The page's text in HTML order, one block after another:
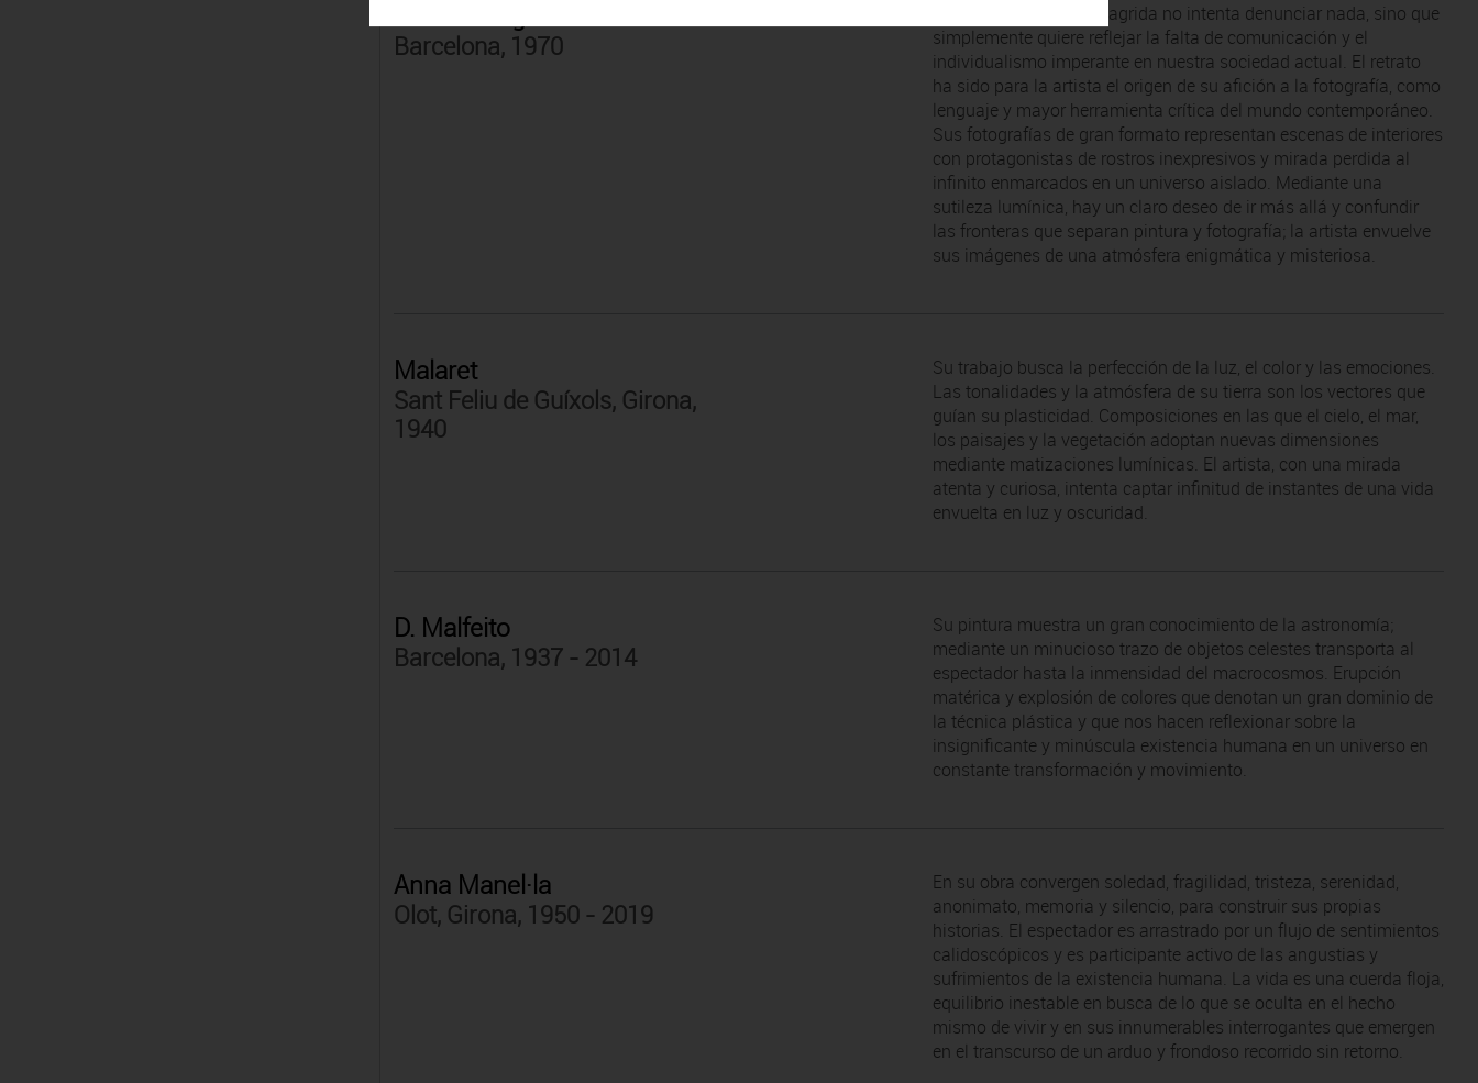
Barcelona, 1970
El trabajo de Anna Malagrida no intenta denunciar nada, sino que
simplemente quiere reflejar la falta de comunicación y el
individualismo imperante en nuestra sociedad actual. El retrato
ha sido para la artista el origen de su afición a la fotografía, como
lenguaje y mayor herramienta crítica del mundo contemporáneo.
Sus fotografías de gran formato representan escenas de interiores
con protagonistas de rostros inexpresivos y mirada perdida al
infinito enmarcados en un universo aislado. Mediante una
sutileza lumínica, hay un claro deseo de ir más allá y confundir
las fronteras que separan pintura y fotografía; la artista envuelve
sus imágenes de una atmósfera enigmática y misteriosa.
Malaret
Sant Feliu de Guíxols, Girona,
1940
Su trabajo busca la perfección de la luz, el color y las emociones.
Las tonalidades y la atmósfera de su tierra son los vectores que
guían su plasticidad. Composiciones en las que el cielo, el mar,
los paisajes y la vegetación adoptan nuevas dimensiones
mediante matizaciones lumínicas. El artista, con una mirada
atenta y curiosa, intenta captar infinitud de instantes de una vida
envuelta en luz y oscuridad.
D. Malfeito
Barcelona, 1937 - 2014
Su pintura muestra un gran conocimiento de la astronomía;
mediante un minucioso trazo de objetos celestes transporta al
espectador hasta la inmensidad del macrocosmos. Erupción
matérica y explosión de colores que denotan un gran dominio de
la técnica plástica y que nos hacen reflexionar sobre la
insignificante y minúscula existencia humana en un universo en
constante transformación y movimiento.
Anna Manel·la
Olot, Girona, 1950 - 2019
En su obra convergen soledad, fragilidad, tristeza, serenidad,
anonimato, memoria y silencio, para construir sus propias
historias. El espectador es arrastrado por un flujo de sentimientos
calidoscópicos y es participante activo de las angustias y
sufrimientos de la existencia humana. La vida es una cuerda floja,
equilibrio inestable en busca de lo que se oculta en el hecho
mismo de vivir y en sus innumerables interrogantes que emergen
en el transcurso de un arduo y frondoso recorrido sin retorno.